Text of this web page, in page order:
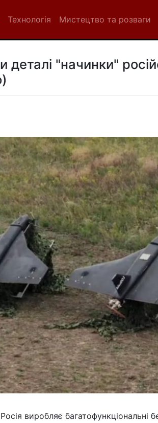
Технологія Мистецтво та розваги
деталі "начинки"
виробляє багатофункціональні